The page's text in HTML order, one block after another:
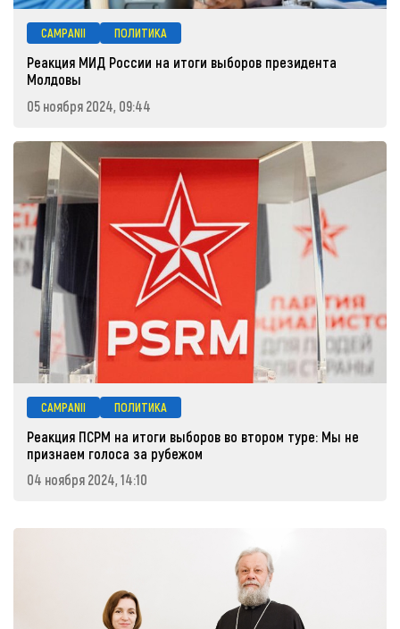
CAMPANII ПОЛИТИКА
Реакция МИД России на итоги выборов президента
Молдовы
05 ноября 2024, 09:44
CAMPANII ПОЛИТИКА
Реакция ПСРМ на итоги выборов во втором туре: Мы не
признаем голоса за рубежом
04 ноября 2024, 14:10